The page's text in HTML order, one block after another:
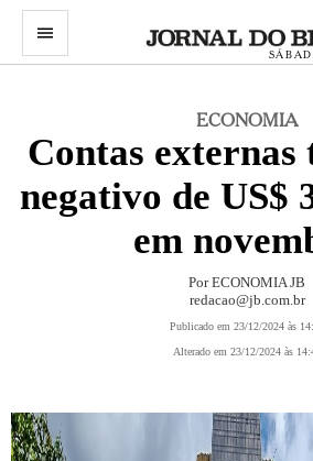
menu
ECONOMIA
Contas externas
negativo de US$
em
Por ECONOMIA JB
redacao@jb.com.br
Publicado em 23/12/2024 às
Alterado em 23/12/2024 às